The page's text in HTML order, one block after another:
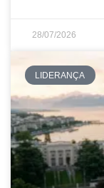
28/07/2026
LIDERANÇA